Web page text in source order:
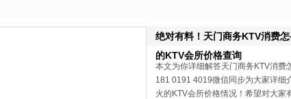
绝对有料！天门商务KTV消费
的KTV会所价格查询
本文为你详细解答天门商务KTV消费
181 0191 4019微信同步为大家详细
火的KTV会所价格情况！希望对大家